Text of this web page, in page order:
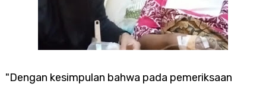
"Dengan kesimpulan bahwa pada pemeriksaan